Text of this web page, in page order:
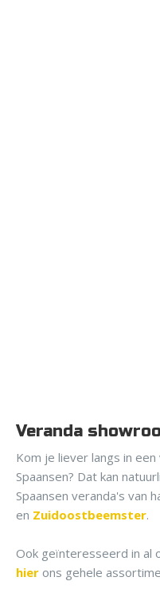
Veranda
Kom je liever langs in
Spaansen? Dat kan
Spaansen veranda's van
en Zuidoostbeemster.
Ook geïnteresseerd in al
hier ons gehele